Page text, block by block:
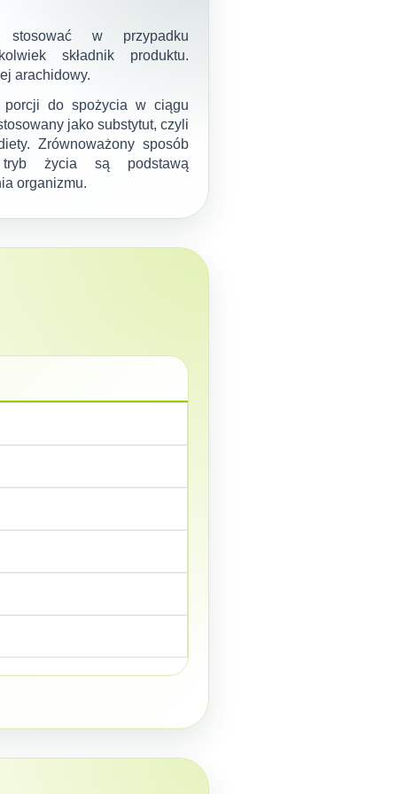
w przypadku
składnik produktu.
arachidowy.
porcji do spożycia w ciągu
jako substytut, czyli
Zrównoważony sposób
życia są podstawą
organizmu.